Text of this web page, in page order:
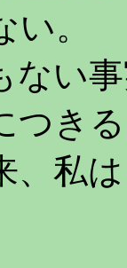
。
い
つき
、私